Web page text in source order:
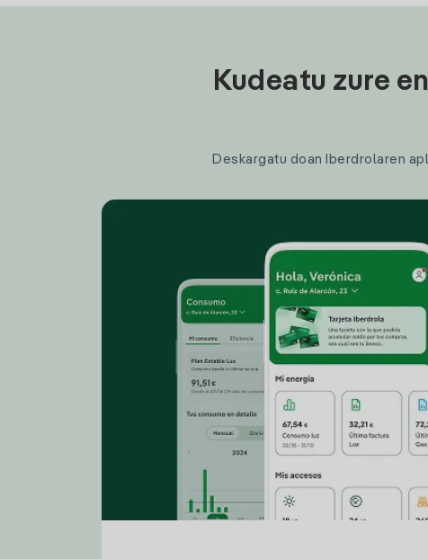
Kudeatu zure
Deskargatu doan Iberdrolaren